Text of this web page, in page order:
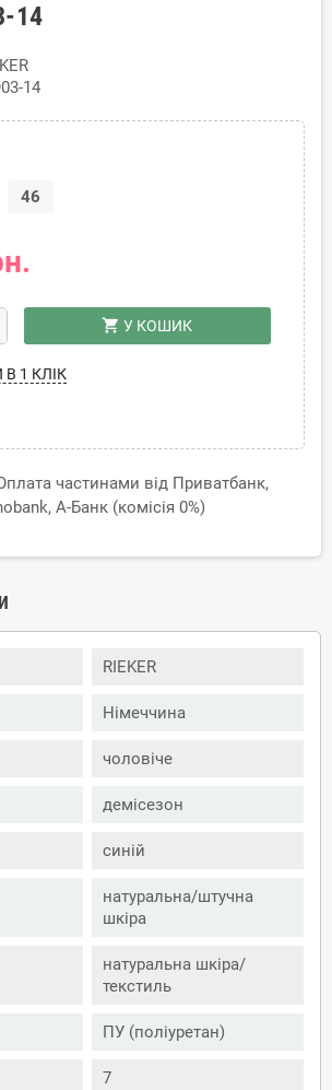
14
14
46
shopping_cart У КОШИК
1 КЛІК
частинами від Приватбанк,
А-Банк (комісія 0%)
RIEKER
Німеччина
чоловіче
демісезон
синій
натуральна/штучна
шкіра
натуральна шкіра/
текстиль
ПУ (поліуретан)
7